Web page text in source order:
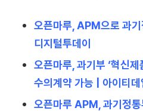
오픈마루, APM으로 과기
디지털투데이
오픈마루, 과기부 ‘혁신
수의계약 가능 | 아이티데
오픈마루 APM, 과기정